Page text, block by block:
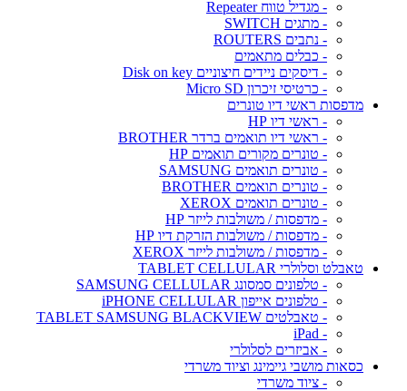
- מגדיל טווח Repeater
- מתגים SWITCH
- נתבים ROUTERS
- כבלים מתאמים
- דיסקים ניידים חיצוניים Disk on key
- כרטיסי זיכרון Micro SD
מדפסות ראשי דיו טונרים
- ראשי דיו HP
- ראשי דיו תואמים ברדר BROTHER
- טונרים מקורים תואמים HP
- טונרים תואמים SAMSUNG
- טונרים תואמים BROTHER
- טונרים תואמים XEROX
- מדפסות / משולבות לייזר HP
- מדפסות / משולבות הזרקת דיו HP
- מדפסות / משולבות לייזר XEROX
טאבלט וסלולרי TABLET CELLULAR
- טלפונים סמסונג SAMSUNG CELLULAR
- טלפונים אייפון iPHONE CELLULAR
- טאבלטים TABLET SAMSUNG BLACKVIEW
- iPad
- אביזרים לסלולרי
כסאות מושבי גיימינג וציוד משרדי
- ציוד משרדי